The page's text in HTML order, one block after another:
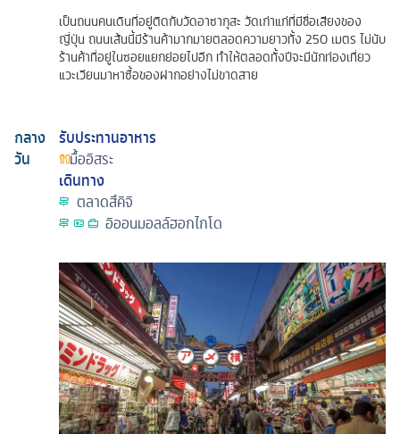
เป็นถนนคนเดินที่อยู่ติดกับวัดอาซากุสะ วัดเก่าแก่ที่มีชื่อเสียงของ
ญี่ปุ่น ถนนเส้นนี้มีร้านค้ามากมายตลอดความยาวทั้ง 250 เมตร ไม่นับ
ร้านค้าที่อยู่ในซอยแยกย่อยไปอีก ทำให้ตลอดทั้งปีจะมีนักท่องเที่ยว
แวะเวียนมาหาซื้อของฝากอย่างไม่ขาดสาย
กลาง
วัน
รับประทานอาหาร
มื้ออิสระ
เดินทาง
ตลาดสึคิจิ
อิออนมอลล์ฮอกไกโด